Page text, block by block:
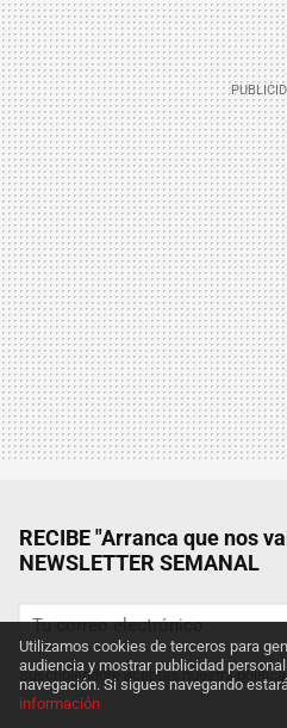
RECIBE "Arranca que nos
NEWSLETTER SEMANAL
Suscribiéndote aceptas nuestrapolítica
Utilizamos cookies de terceros para
audiencia y mostrar publicidad
navegación. Si sigues navegando
información